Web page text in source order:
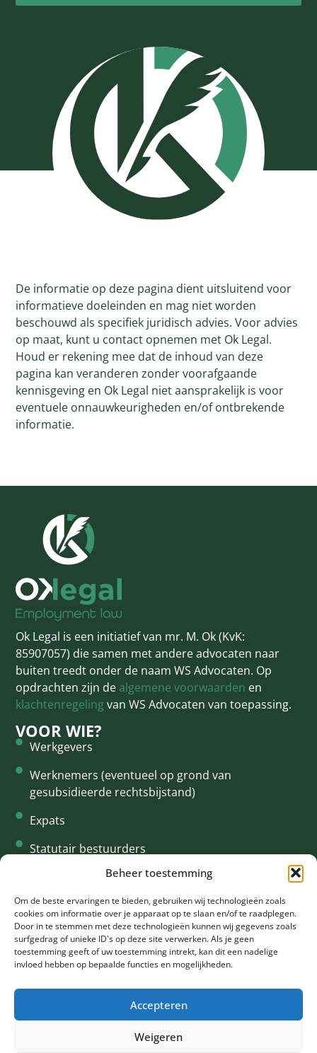
Beheer toestemming
Om de beste ervaringen te bieden, gebruiken wij technologieën zoals
cookies om informatie over je apparaat op te slaan en/of te raadplegen.
Door in te stemmen met deze technologieën kunnen wij gegevens zoals
surfgedrag of unieke ID's op deze site verwerken. Als je geen
toestemming geeft of uw toestemming intrekt, kan dit een nadelige
invloed hebben op bepaalde functies en mogelijkheden.
Accepteren
Weigeren
De informatie op deze pagina dient uitsluitend voor
informatieve doeleinden en mag niet worden
beschouwd als specifiek juridisch advies. Voor advies
op maat, kunt u contact opnemen met Ok Legal.
Houd er rekening mee dat de inhoud van deze
pagina kan veranderen zonder voorafgaande
kennisgeving en Ok Legal niet aansprakelijk is voor
eventuele onnauwkeurigheden en/of ontbrekende
informatie.
Ok Legal is een initiatief van mr. M. Ok (KvK:
85907057) die samen met andere advocaten naar
buiten treedt onder de naam WS Advocaten. Op
opdrachten zijn de algemene voorwaarden en
klachtenregelingvan WS Advocaten van toepassing.
VOOR WIE?
Werkgevers
Werknemers (eventueel op grond van
gesubsidieerde rechtsbijstand)
Expats
Statutair bestuurders
CONTACT
+31 61 94 34 615
info@oklegal.nl
Privacy policy